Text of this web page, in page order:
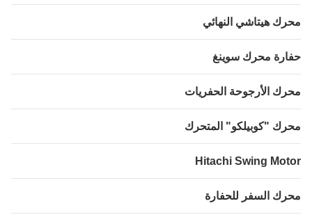
هيتاشي النهائي
محرك سوينغ
الأرجوحة الحفريات
"كوبيلكو" المتحرك
Hitachi Swing
السفر للحفارة